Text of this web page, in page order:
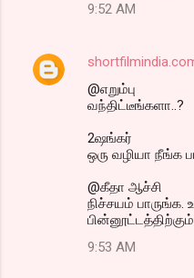
9:52 AM
@எறும்பு
வந்திட்டீங்களா..?
2ஷங்கர்
ஒரு வழியா நீங்க
@கீதா ஆச்சி
நிச்சயம் பாருங்க.
9:53 AM